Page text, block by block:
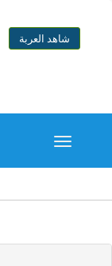
شاهد العربة
Toggle